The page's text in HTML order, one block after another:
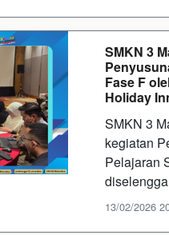
SMKN 3
Fase F
Holiday
SMKN 3
kegiatan
Pelajaran
13/02/2026